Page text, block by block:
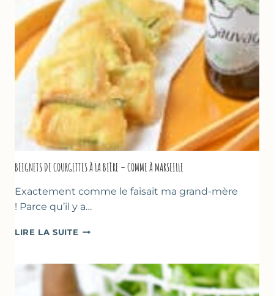
GREC
–
SANS
SORBETIÈRE
BEIGNETS DE COURGETTES À LA BIÈRE – COMME À MARSEILLE
Exactement comme le faisait ma grand-mère
! Parce qu’il y a…
LIRE LA SUITE BEIGNETS
LA
BIÈRE